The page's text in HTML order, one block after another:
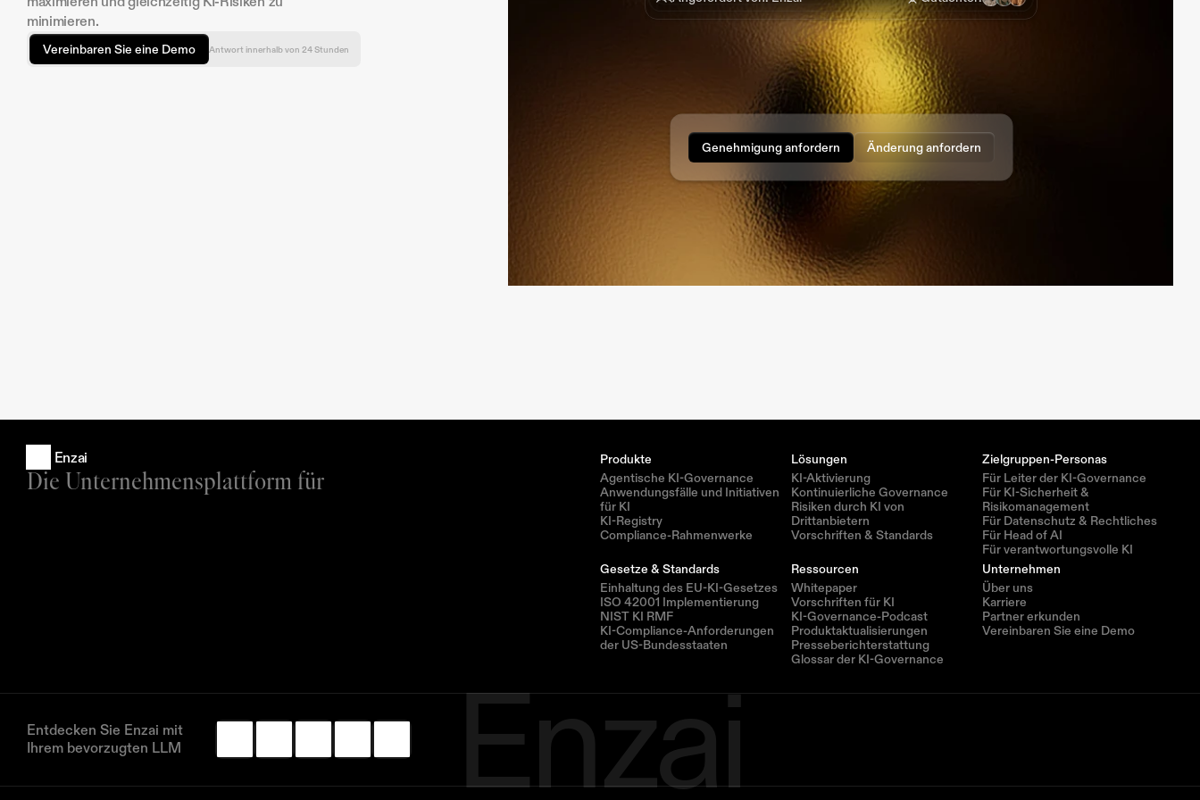
minimieren.
Vereinbaren Sie eine Demo Antwort innerhalb von 24 Stunden
Genehmigung anfordern Änderung anfordern
Enzai
Die Unternehmensplattform für
Produkte
Agentische KI-Governance
Anwendungsfälle und Initiativen
für KI
KI-Registry
Compliance-Rahmenwerke
Lösungen
KI-Aktivierung
Kontinuierliche Governance
Risiken durch KI von
Drittanbietern
Vorschriften & Standards
Zielgruppen-Personas
Für Leiter der KI-Governance
Für KI-Sicherheit &
Risikomanagement
Für Datenschutz & Rechtliches
Für Head of AI
Für verantwortungsvolle KI
Gesetze & Standards
Einhaltung des EU-KI-Gesetzes
ISO 42001 Implementierung
NIST KI RMF
KI-Compliance-Anforderungen
der US-Bundesstaaten
Ressourcen
Whitepaper
Vorschriften für KI
KI-Governance-Podcast
Produktaktualisierungen
Presseberichterstattung
Glossar der KI-Governance
Unternehmen
Über uns
Karriere
Partner erkunden
Vereinbaren Sie eine Demo
Enzai
Entdecken Sie Enzai mit
Ihrem bevorzugten LLM